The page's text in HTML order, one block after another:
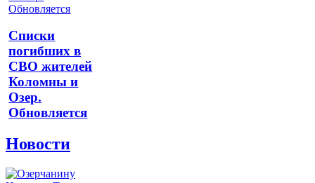
Списки
погибших в
СВО жителей
Коломны и
Озер.
Обновляется
Новости